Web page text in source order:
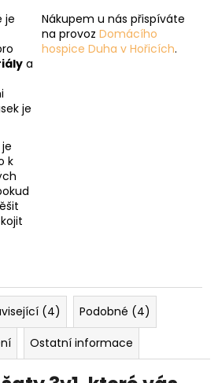
je
a
je
je
k
Nákupem u nás přispíváte
na provoz Domácího
hospice Duha v Hořicích.
(4)
Podobné (4)
Ostatní informace